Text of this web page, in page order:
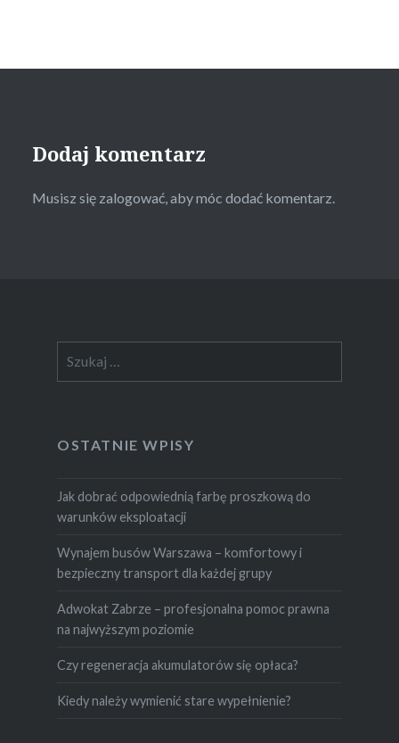
Dodaj komentarz
Musisz się zalogować, aby móc dodać komentarz.
OSTATNIE WPISY
Jak dobrać odpowiednią farbę proszkową do
warunków eksploatacji
Wynajem busów Warszawa – komfortowy i
bezpieczny transport dla każdej grupy
Adwokat Zabrze – profesjonalna pomoc prawna
na najwyższym poziomie
Czy regeneracja akumulatorów się opłaca?
Kiedy należy wymienić stare wypełnienie?